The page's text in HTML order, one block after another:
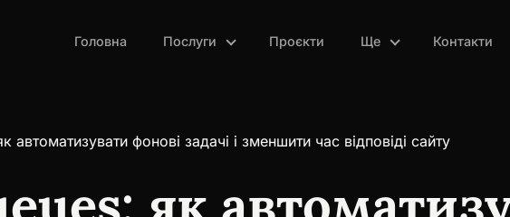
Головна Послуги Проєкти Ще Контакти
автоматизувати фонові задачі і зменшити час відповіді сайту